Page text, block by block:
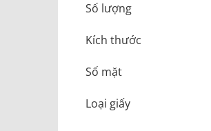
Số lượng
Kích thước
Số mặt
Loại giấy